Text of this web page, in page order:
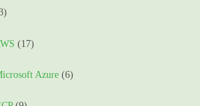
(17)
Azure (6)